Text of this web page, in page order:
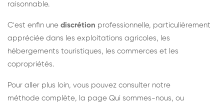
raisonnable.
C'est enfin une discrétion professionnelle, particulièrement
appréciée dans les exploitations agricoles, les
hébergements touristiques, les commerces et les
copropriétés.
Pour aller plus loin, vous pouvez consulter notre
méthode complète, la page Qui sommes-nous, ou